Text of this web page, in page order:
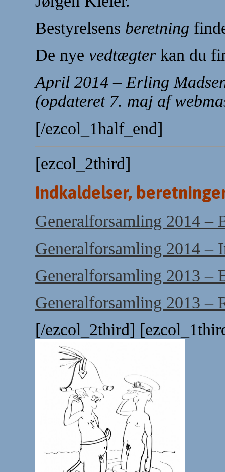
Bestyrelsens beretning
De nye vedtægterkan du
April 2014 – Erling
(opdateret 7. maj af
[/ezcol_1half_end]
[ezcol_2third]
Indkaldelser,
Generalforsamling 2014 –
Generalforsamling 2014 –
Generalforsamling 2013 –
Generalforsamling 2013 –
[/ezcol_2third]